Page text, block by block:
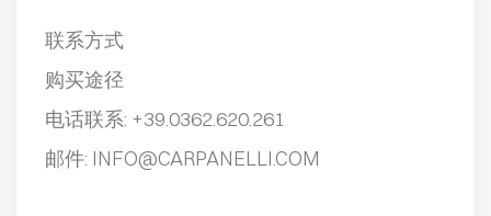
联系方式
购买途径
电话联系: +39.0362.620.261
邮件: INFO@CARPANELLI.COM